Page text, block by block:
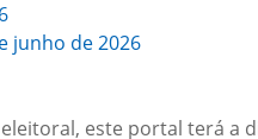
junho de 2026
este portal terá